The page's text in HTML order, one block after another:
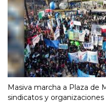
Masiva marcha a Plaza de
sindicatos y organizaciones